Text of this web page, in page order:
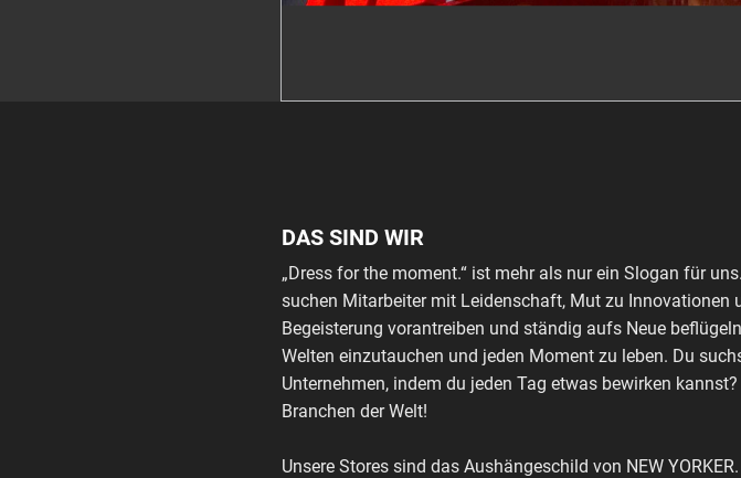
DAS SIND WIR
„Dress for the moment.“ ist mehr als nur ein Slogan für
suchen Mitarbeiter mit Leidenschaft, Mut zu
Begeisterung vorantreiben und ständig aufs Neue
Welten einzutauchen und jeden Moment zu leben. Du
Unternehmen, indem du jeden Tag etwas bewirken
Branchen der Welt!
Unsere Stores sind das Aushängeschild von NEW